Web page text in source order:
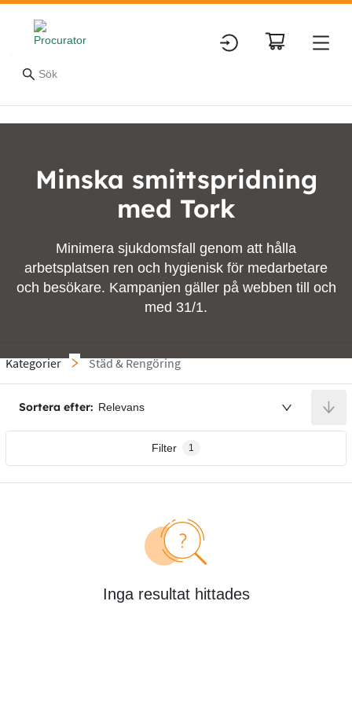
Minska smittspridning
med Tork
Minimera sjukdomsfall genom att hålla
arbetsplatsen ren och hygienisk för medarbetare
och besökare. Kampanjen gäller på webben till och
med 31/1.
Kategorier Städ & Rengöring
Sortera efter: Relevans
Filter 1
Inga resultat hittades